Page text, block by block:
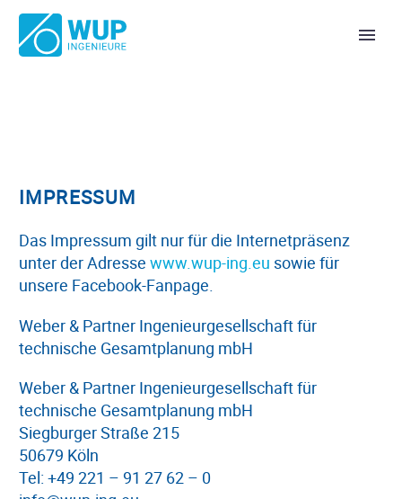
IMPRESSUM
Das Impressum gilt nur für die Internetpräsenz
unter der Adresse www.wup-ing.eu sowie für
unsere Facebook-Fanpage.
Weber & Partner Ingenieurgesellschaft für
technische Gesamtplanung mbH
Weber & Partner Ingenieurgesellschaft für
technische Gesamtplanung mbH
Siegburger Straße 215
50679 Köln
Tel: +49 221 – 91 27 62 – 0